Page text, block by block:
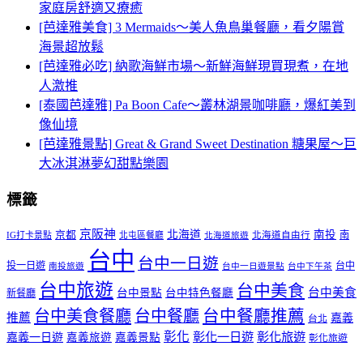
家庭房舒適又療癒
[芭達雅美食] 3 Mermaids～美人魚鳥巢餐廳，看夕陽賞
海景超放鬆
[芭達雅必吃] 納歌海鮮市場～新鮮海鮮現買現煮，在地
人激推
[泰國芭達雅] Pa Boon Cafe～叢林湖景咖啡廳，爆紅美到
像仙境
[芭達雅景點] Great & Grand Sweet Destination 糖果屋～巨
大冰淇淋夢幻甜點樂園
標籤
IG打卡景點 京都 京阪神 北屯區餐廳 北海道 北海道旅遊 北海道自由行 南投 南
投一日遊 南投旅遊 台中 台中一日遊 台中一日遊景點 台中下午茶 台中
新餐廳 台中旅遊 台中景點 台中特色餐廳 台中美食 台中美食
推薦 台中美食餐廳 台中餐廳 台中餐廳推薦 台北 嘉義
嘉義一日遊 嘉義旅遊 嘉義景點 彰化 彰化一日遊 彰化旅遊 彰化旅遊